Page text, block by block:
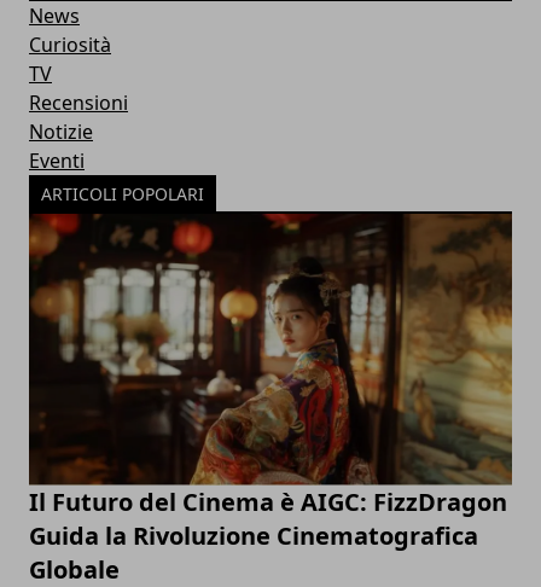
News
Curiosità
TV
Recensioni
Notizie
Eventi
ARTICOLI POPOLARI
Il Futuro del Cinema è AIGC: FizzDragon
Guida la Rivoluzione Cinematografica
Globale